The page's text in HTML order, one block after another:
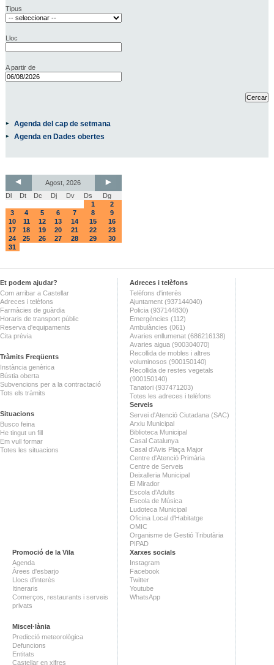
Tipus
Lloc
A partir de
Agenda del cap de setmana
Agenda en Dades obertes
Agost, 2026
Dl
Dt Dc Dj Dv Ds
Dg
1
2
3
4 5 6 7 8
9
10
11 12 13 14 15
16
17
18 19 20 21 22
23
24
25 26 27 28 29
30
31
Et podem ajudar?
Com arribar a Castellar
Adreces i telèfons
Farmàcies de guàrdia
Horaris de transport públic
Reserva d'equipaments
Cita prèvia
Tràmits Freqüents
Instància genèrica
Bústia oberta
Subvencions per a la contractació
Tots els tràmits
Situacions
Busco feina
He tingut un fill
Em vull formar
Totes les situacions
Adreces i telèfons
Telèfons d'interès
Ajuntament (937144040)
Policia (937144830)
Emergències (112)
Ambulàncies (061)
Avaries enllumenat (686216138)
Avaries aigua (900304070)
Recollida de mobles i altres
voluminosos (900150140)
Recollida de restes vegetals
(900150140)
Tanatori (937471203)
Totes les adreces i telèfons
Serveis
Servei d'Atenció Ciutadana (SAC)
Arxiu Municipal
Biblioteca Municipal
Casal Catalunya
Casal d'Avis Plaça Major
Centre d'Atenció Primària
Centre de Serveis
Deixalleria Municipal
El Mirador
Escola d'Adults
Escola de Música
Ludoteca Municipal
Oficina Local d'Habitatge
OMIC
Organisme de Gestió Tributària
PIPAD
Promoció de la Vila
Agenda
Àrees d'esbarjo
Llocs d'interès
Itineraris
Comerços, restaurants i serveis
privats
Miscel·lània
Predicció meteorològica
Defuncions
Entitats
Castellar en xifres
Xarxes socials
Instagram
Facebook
Twitter
Youtube
WhatsApp